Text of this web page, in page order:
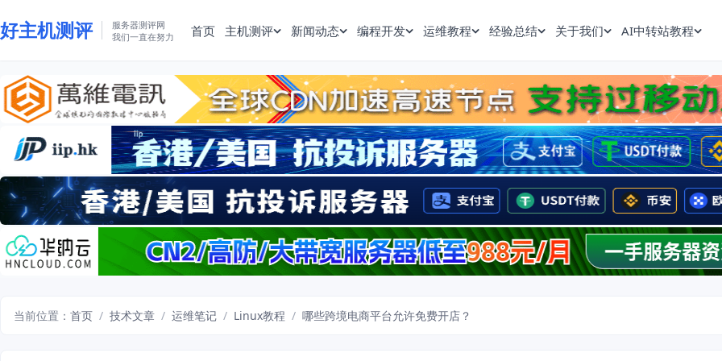
好主机测评
服务器测评网
我们一直在努力
首页 主机测评 新闻动态 编程开发 运维教程 经验总结 关于我们 AI中转站教程
当前位置： 首页 / 技术文章 / 运维笔记 / Linux教程 / 哪些跨境电商平台允许免费开店？